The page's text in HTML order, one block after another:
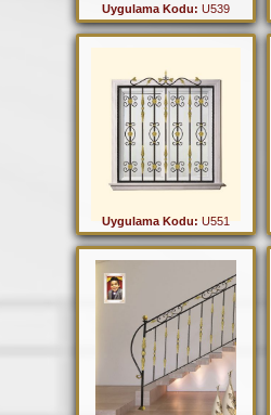
Uygulama Kodu: U539
Uygulama Kodu: U551